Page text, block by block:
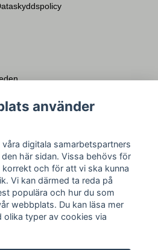
använder
digitala samarbetspartners
här sidan. Vissa behövs för
och för att vi ska kunna
Vi kan därmed ta reda på
populära och hur du som
webbplats. Du kan läsa mer
olika typer av cookies via